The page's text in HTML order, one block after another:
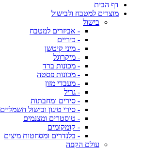
דף הבית
מוצרים למטבח ולבישול
בישול
- אביזרים למטבח
- כיריים
- מיני קיטשן
- מיקרוגל
- מכונות ברד
- מכונות פסטה
- מעבדי מזון
- גריל
- סירים ומחבתות
- סירי טיגון ובישול חשמליים
- טוסטרים ומצנמים
- קומקומים
- בלנדרים ומסחטות מיצים
עולם הקפה